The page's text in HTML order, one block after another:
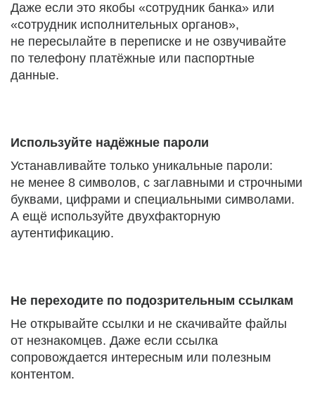
Даже если это якобы «сотрудник банка» или
«сотрудник исполнительных органов»,
не пересылайте в переписке и не озвучивайте
по телефону платёжные или паспортные
данные.
Используйте надёжные пароли
Устанавливайте только уникальные пароли:
не менее 8 символов, с заглавными и строчными
буквами, цифрами и специальными символами.
А ещё используйте двухфакторную
аутентификацию.
Не переходите по подозрительным ссылкам
Не открывайте ссылки и не скачивайте файлы
от незнакомцев. Даже если ссылка
сопровождается интересным или полезным
контентом.